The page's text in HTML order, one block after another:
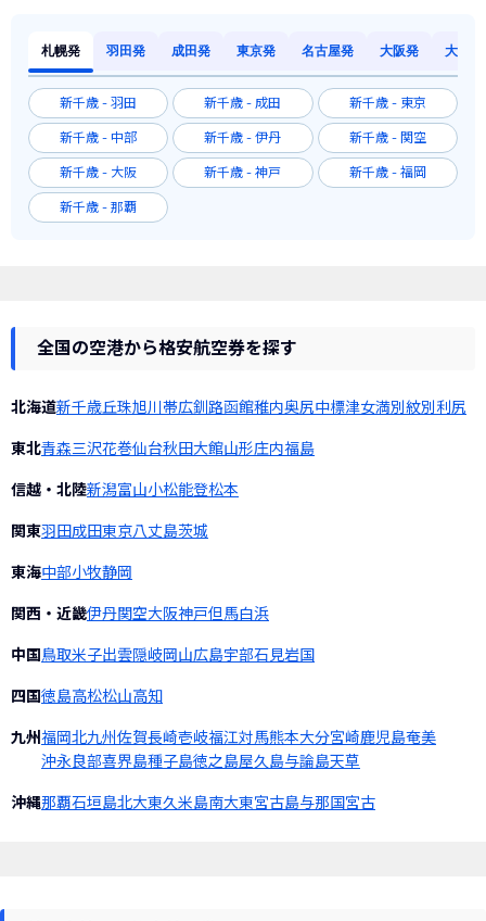
札幌発 羽田発 成田発 東京発 名古屋発 大阪発 大阪発
新千歳 - 羽田 新千歳 - 成田 新千歳 - 東京
新千歳 - 中部 新千歳 - 伊丹 新千歳 - 関空
新千歳 - 大阪 新千歳 - 神戸 新千歳 - 福岡
新千歳 - 那覇
全国の空港から格安航空券を探す
北海道新千歳丘珠旭川 帯広釧路函館稚内奥尻中標津女満別 紋別 利尻
東北青森三沢花巻仙台秋田大館山形庄内福島
信越・北陸新潟富山小松能登松本
関東羽田成田東京八丈島茨城
東海中部小牧静岡
関西・近畿伊丹関空大阪神戸但馬白浜
中国鳥取米子出雲隠岐岡山広島宇部石見岩国
四国徳島高松松山高知
九州福岡北九州佐賀長崎壱岐福江対馬熊本大分宮崎鹿児島奄美
沖永良部喜界島種子島徳之島屋久島与論島天草
沖縄那覇石垣島北大東久米島南大東宮古島与那国宮古